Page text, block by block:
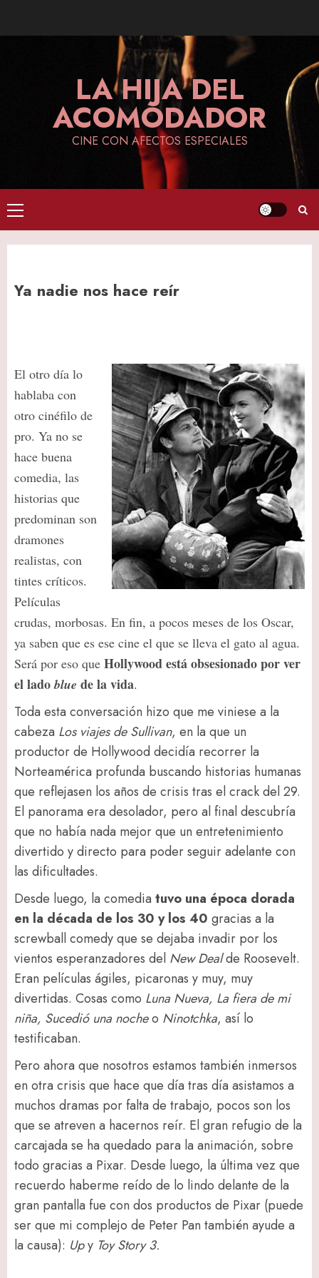
LA HIJA DEL
ACOMODADOR
CINE CON AFECTOS ESPECIALES
Primary
Menu
Ya nadie nos hace reír
El otro día lo
hablaba con
otro cinéfilo de
pro. Ya no se
hace buena
comedia, las
historias que
predominan son
dramones
realistas, con
tintes críticos.
Películas
crudas, morbosas. En fin, a pocos meses de los Oscar,
ya saben que es ese cine el que se lleva el gato al agua.
Será por eso que Hollywood está obsesionado por ver
el ladoblue de la vida.
Toda esta conversación hizo que me viniese a la
cabeza Los viajes de Sullivan, en la que un
productor de Hollywood decidía recorrer la
Norteamérica profunda buscando historias humanas
que reflejasen los años de crisis tras el crack del 29.
El panorama era desolador, pero al final descubría
que no había nada mejor que un entretenimiento
divertido y directo para poder seguir adelante con
las dificultades.
Desde luego, la comedia tuvo una época dorada
en la década de los 30 y los 40 gracias a la
screwball comedy que se dejaba invadir por los
vientos esperanzadores del New Dealde Roosevelt.
Eran películas ágiles, picaronas y muy, muy
divertidas. Cosas como Luna Nueva, La fiera de mi
niña, Sucedió una nocheo Ninotchka, así lo
testificaban.
Pero ahora que nosotros estamos también inmersos
en otra crisis que hace que día tras día asistamos a
muchos dramas por falta de trabajo, pocos son los
que se atreven a hacernos reír. El gran refugio de la
carcajada se ha quedado para la animación, sobre
todo gracias a Pixar. Desde luego, la última vez que
recuerdo haberme reído de lo lindo delante de la
gran pantalla fue con dos productos de Pixar (puede
ser que mi complejo de Peter Pan también ayude a
la causa): Upy Toy Story 3.